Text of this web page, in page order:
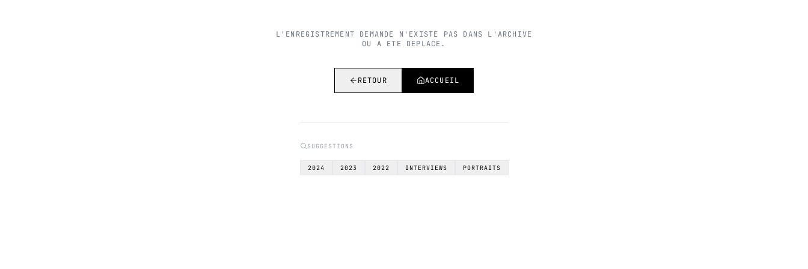
L'ENREGISTREMENT DEMANDE N'EXISTE PAS DANS L'ARCHIVE
OU A ETE DEPLACE.
RETOUR ACCUEIL
SUGGESTIONS
2024 2023 2022 INTERVIEWS PORTRAITS